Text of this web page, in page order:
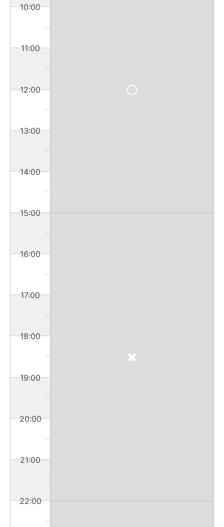
10:00
11:00
12:00
13:00
14:00
15:00
16:00
17:00
18:00
19:00
20:00
21:00
22:00